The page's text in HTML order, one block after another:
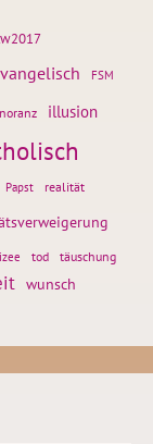
FSM
illusion
Papst realität
tod täuschung
wunsch